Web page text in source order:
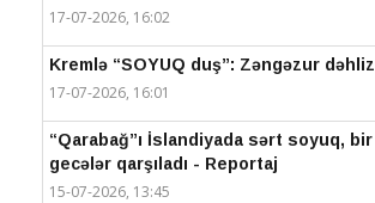
17-07-2026, 16:02
Kremlə “SOYUQ duş”: Zəngəzur
17-07-2026, 16:01
“Qarabağ”ı İslandiyada sərt soyuq,
gecələr qarşıladı - Reportaj
15-07-2026, 13:45